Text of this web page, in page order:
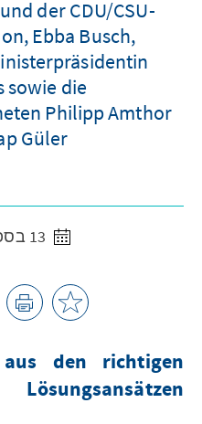
der CDU/CSU-
Ebba Busch,
sowie die
Philipp Amthor
Güler.
den richtigen
Lösungsansätzen